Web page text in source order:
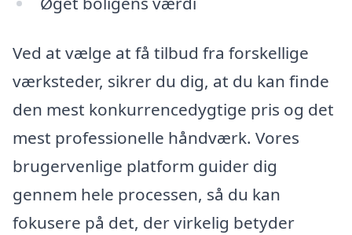
Ved at vælge at få tilbud fra forskellige
værksteder, sikrer du dig, at du kan finde
den mest konkurrencedygtige pris og det
mest professionelle håndværk. Vores
brugervenlige platform guider dig
gennem hele processen, så du kan
fokusere på det, der virkelig betyder